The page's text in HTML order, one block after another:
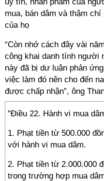
mua, bán dâm và thậm
của họ
“Còn nhớ cách đây vài
công khai danh tính người
này đã bị dư luận phản
việc làm đó nên cho đến
được chấp nhận”, ông
"Điều 22. Hành vi mua
1. Phạt tiền từ 500.000
với hành vi mua dâm.
2. Phạt tiền từ 2.000.000
trong trường hợp mua